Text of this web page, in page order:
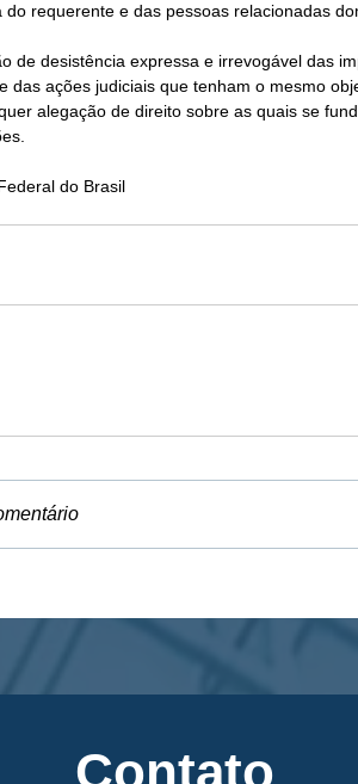
do requerente e das pessoas relacionadas
de desistência expressa e irrevogável das
das ações judiciais que tenham o mesmo
alegação de direito sobre as quais se
do Brasil
Contato